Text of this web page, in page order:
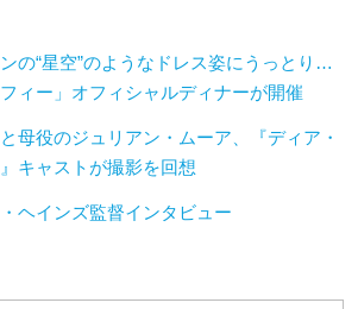
の“星空”のようなドレス姿にうっとり…
ィー」オフィシャルディナーが開催
母役のジュリアン・ムーア、『ディア・
キャストが撮影を回想
ヘインズ監督インタビュー